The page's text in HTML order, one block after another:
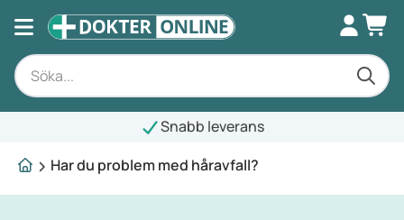
Snabb leverans
Har du problem med håravfall?